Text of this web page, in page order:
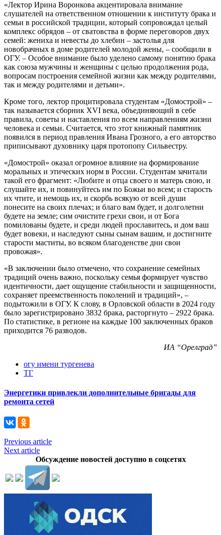
«Лектор Ирина Воронкова акцентировала внимание
слушателей на ответственном отношении к институту брака и
семьи в российской традиции, который сопровождал целый
комплекс обрядов – от сватовства в форме переговоров двух
семей: жениха и невесты до хлебин – застолья для
новобрачных в доме родителей молодой жены, – сообщили в
ОГУ. – Особое внимание было уделено самому понятию брака
как союза мужчины и женщины с целью продолжения рода,
вопросам построения семейной жизни как между родителями,
так и между родителями и детьми».
Кроме того, лектор процитировала студентам «Домострой» –
так называется сборник XVI века, объединяющий в себе
правила, советы и наставления по всем направлениям жизни
человека и семьи. Считается, что этот книжный памятник
появился в период правления Ивана Грозного, а его авторство
приписывают духовнику царя протопопу Сильвестру.
«Домострой» оказал огромное влияние на формирование
моральных и этических норм в России. Студентам зачитали
такой его фрагмент: «Любите и отца своего и матерь свою, и
слушайте их, и повинуйтесь им по Божьи во всем; и старость
их чтите, и немощь их, и скорбь всякую от всей души
понесите на своих плечах; и благо вам будет, и долголетни
будете на земле; сим очистите грехи свои, и от Бога
помилованы будете, и среди людей прославитесь, и дом ваш
будет вовеки, и наследуют сыны сынам вашим, и достигните
старости маститы, во всяком благоденстве дни свои
провожая».
«В заключении было отмечено, что сохранение семейных
традиций очень важно, поскольку семья формирует чувство
идентичности, дает ощущение стабильности и защищенности,
сохраняет преемственность поколений и традиций», –
подытожили в ОГУ. К слову, в Орловской области в 2024 году
было зарегистрировано 3832 брака, расторгнуто – 2922 брака.
По статистике, в регионе на каждые 100 заключенных браков
приходится 76 разводов.
ИА “Орелград”
огу имени тургенева
ТГ
Энергетики привлекли дополнительные бригады для
ремонта сетей
Previous article
Next article
Обсуждение новостей доступно в соцсетях